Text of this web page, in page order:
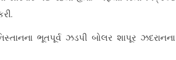
તરીકે કેમ બંધ
હાઈકોર્ટનો
July
ભૂતપૂર્વ ઝડપી બોલર શાપૂર ઝદરાનના